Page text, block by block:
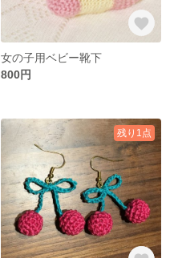
女の子用ベビー靴下
800円
残り1点